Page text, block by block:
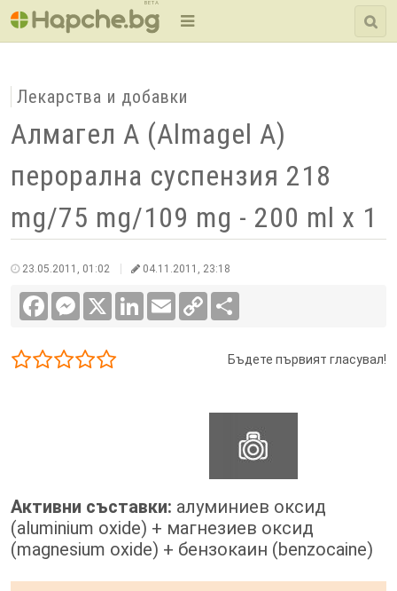
BETA
Лекарства и добавки
Алмагел А (Almagel A)
перорална суспензия 218
mg/75 mg/109 mg - 200 ml x 1
23.05.2011, 01:02 04.11.2011, 23:18
FacebookMessenger LinkedInEmail
Copy
Link
1/52/53/54/55/5 Бъдете първият гласувал!
Активни съставки: алуминиев оксид
(aluminium oxide) + магнезиев оксид
(magnesium oxide) + бензокаин (benzocaine)